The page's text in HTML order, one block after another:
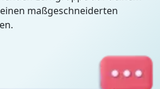
maßgeschneiderten